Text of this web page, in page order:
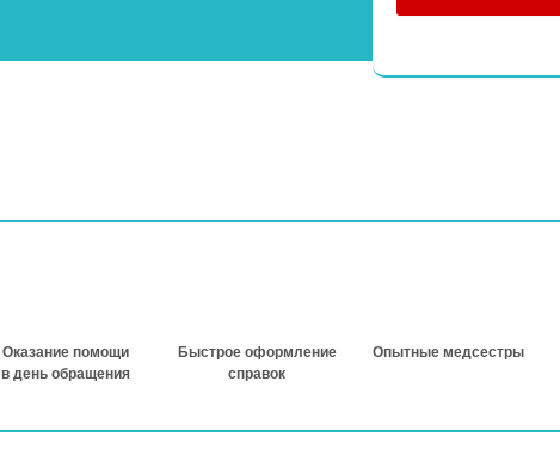
Оказание помощи
в день обращения
Быстрое оформление
справок
Опытные медсестры